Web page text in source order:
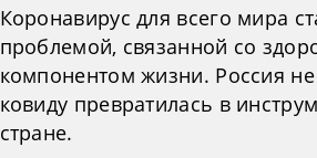
Коронавирус для всего мира
проблемой, связанной со
компонентом жизни. Россия
ковиду превратилась в
стране.